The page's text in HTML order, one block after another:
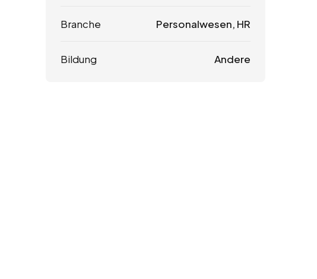
Branche Personalwesen, HR
Bildung Andere